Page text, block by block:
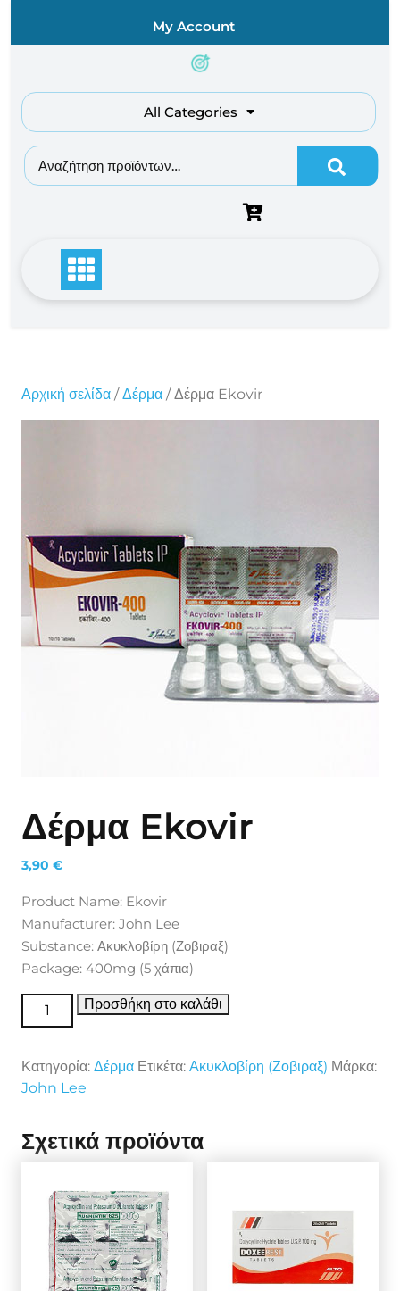
My Account
All Categories
Αναζήτηση για:
Αρχική σελίδα /Δέρμα / Δέρμα Ekovir
Δέρμα Ekovir
3,90 €
Product Name: Ekovir
Manufacturer: John Lee
Substance: Ακυκλοβίρη (Ζοβιραξ)
Package: 400mg (5 χάπια)
Δέρμα Ekovir ποσότητα
Προσθήκη στο καλάθι
Κατηγορία: Δέρμα Ετικέτα: Ακυκλοβίρη (Ζοβιραξ) Μάρκα:
John Lee
Σχετικά προϊόντα